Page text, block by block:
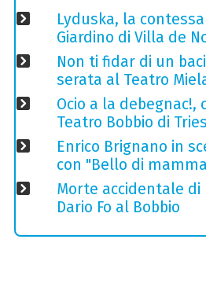
Lyduska, la
Giardino di Villa de
Non ti fidar di un
serata al Teatro
Ocio a la debegnac!,
Teatro Bobbio di
Enrico Brignano in
con "Bello di mamma
Morte accidentale di
Dario Fo al Bobbio